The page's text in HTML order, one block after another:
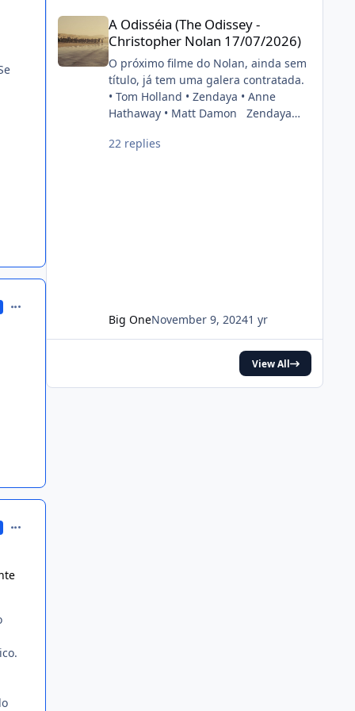
comment_216860
comment_216863
2022. FONTE: OMELETE
A Odisséia (The Odissey -
Christopher Nolan 17/07/2026)
O próximo filme do Nolan, ainda sem
título, já tem uma galera contratada.
• Tom Holland • Zendaya • Anne
Hathaway • Matt Damon Zendaya
in Christopher Nolan’s next film. Also
22 replies
Big OneNovember 9, 20241 yr
View All